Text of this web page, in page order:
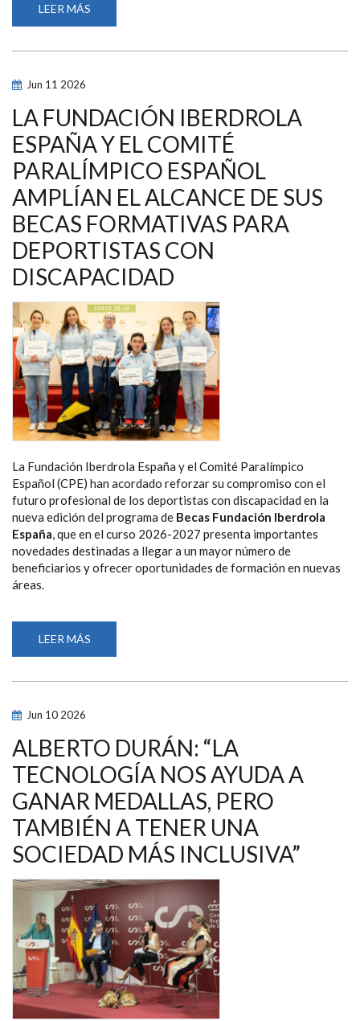
LEER MÁS
PRÓXIMA
LLEGA
DE
PANTALLAS
CAIXABANK
PARA
IMPULSAR
LA
CAPTACIÓN
DE
PARALÍMPICO
Jun 11 2026
LA FUNDACIÓN IBERDROLA
ESPAÑA Y EL COMITÉ
PARALÍMPICO ESPAÑOL
AMPLÍAN EL ALCANCE DE SUS
BECAS FORMATIVAS PARA
DEPORTISTAS CON
DISCAPACIDAD
La Fundación Iberdrola España y el Comité Paralímpico
Español (CPE) han acordado reforzar su compromiso con el
futuro profesional de los deportistas con discapacidad en la
nueva edición del programa de Becas Fundación Iberdrola
España, que en el curso 2026-2027 presenta importantes
novedades destinadas a llegar a un mayor número de
beneficiarios y ofrecer oportunidades de formación en nuevas
áreas.
LEER MÁS
FUNDACIÓN
ESPAÑA
ESPAÑOL
AMPLÍAN
EL
ALCANCE
DE
SUS
BECAS
FORMATIVAS
PARA
DEPORTISTAS
CON
DISCAPACIDAD
Jun 10 2026
ALBERTO DURÁN: “LA
TECNOLOGÍA NOS AYUDA A
GANAR MEDALLAS, PERO
TAMBIÉN A TENER UNA
SOCIEDAD MÁS INCLUSIVA”